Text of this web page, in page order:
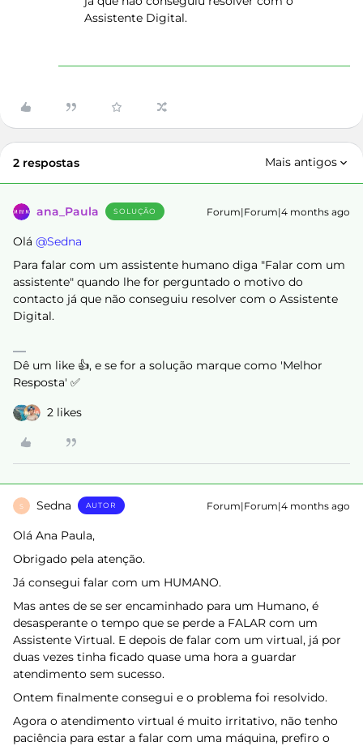
Assistente Digital.
2 respostas Mais antigos
ana_Paula SOLUÇÃO Forum|Forum|4 months ago
Olá ​ @Sedna
Para falar com um assistente humano diga "Falar com um
assistente" quando lhe for perguntado o motivo do
contacto já que não conseguiu resolver com o Assistente
Digital.
Dê um like 👍, e se for a solução marque como 'Melhor
Resposta' ✅
2 likes
S Sedna AUTOR Forum|Forum|4 months ago
Olá Ana Paula,
Obrigado pela atenção.
Já consegui falar com um HUMANO.
Mas antes de se ser encaminhado para um Humano, é
desasperante o tempo que se perde a FALAR com um
Assistente Virtual. E depois de falar com um virtual, já por
duas vezes tinha ficado quase uma hora a guardar
atendimento sem sucesso.
Ontem finalmente consegui e o problema foi resolvido.
Agora o atendimento virtual é muito irritativo, não tenho
paciência para estar a falar com uma máquina, prefiro o